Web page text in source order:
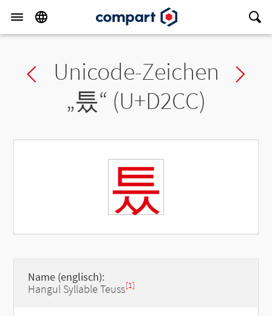
Previous char
Unicode-Zeichen
„틌“ (U+D2CC)
틌
Name (englisch):
Hangul Syllable Teuss[1]